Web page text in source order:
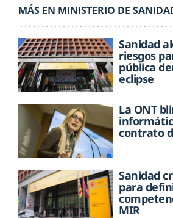
MÁS EN MINISTERIO DE
Sanidad
riesgos
pública
eclipse
La ONT
contrato
Sanidad
para
MIR